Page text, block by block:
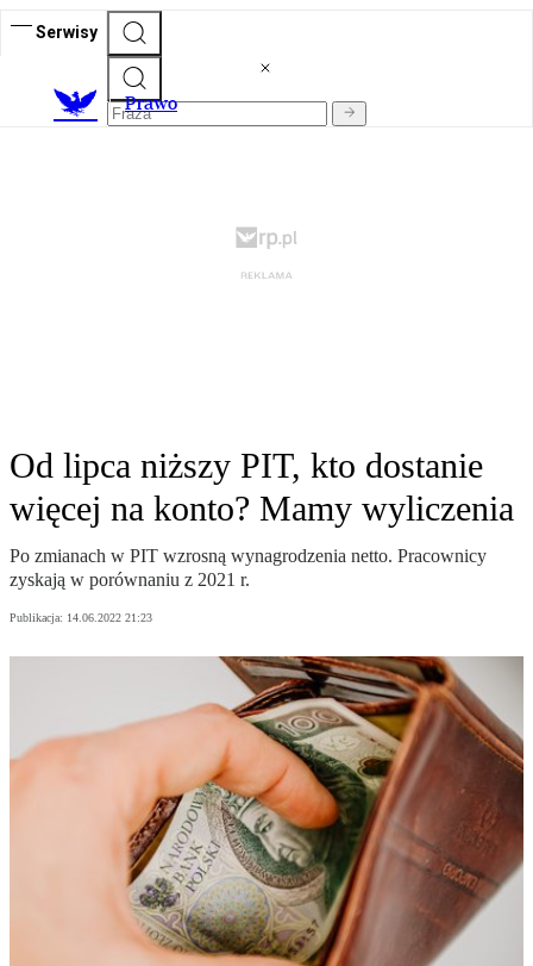
Serwisy
Prawo
Od lipca niższy PIT, kto dostanie
więcej na konto? Mamy wyliczenia
Po zmianach w PIT wzrosną wynagrodzenia netto. Pracownicy
zyskają w porównaniu z 2021 r.
Publikacja: 14.06.2022 21:23